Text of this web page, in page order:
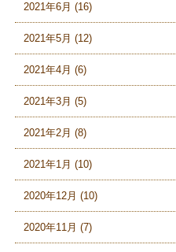
2021年6月 (16)
2021年5月 (12)
2021年4月 (6)
2021年3月 (5)
2021年2月 (8)
2021年1月 (10)
2020年12月 (10)
2020年11月 (7)